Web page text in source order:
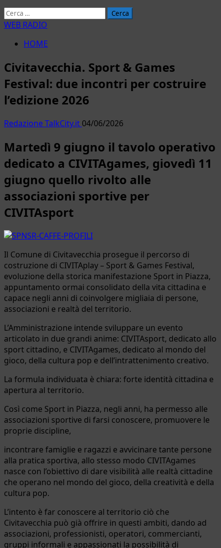
Ricerca
per:
WEB RADIO
HOME
Civitavecchia. Sport & Games
Festival: due incontri per costruire
l’edizione 2026
Redazione TalkCity.it 04/06/2026
Martedì 9 giugno il tavolo operativo
dedicato a CIVITAgames, giovedì 11
giugno quello rivolto alle
associazioni sportive per
CIVITAsport
Il Comune di Civitavecchia prosegue il percorso di
costruzione di CIVITAplay – Sport & Games Festival,
evoluzione della storica manifestazione Sport in Piazza,
appuntamento ormai consolidato della vita cittadina e
capace negli anni di coinvolgere migliaia di persone,
associazioni e realtà del territorio.
L’Amministrazione intende sviluppare un evento
articolato in due grandi anime: CIVITAsport, dedicato allo
sport cittadino, e CIVITAgames, dedicato al mondo del
gioco, della cultura pop e dell’intrattenimento creativo.
La formula individuata è chiara: forte identità cittadina e
apertura al territorio.
Così come Sport in Piazza, negli anni, ha permesso alle
associazioni sportive di farsi conoscere, promuovere le
proprie discipline,
incontrare famiglie e ragazzi e avvicinare tante persone
alla pratica sportiva, allo stesso modo CIVITAgames
nasce con l’obiettivo di dare visibilità alle realtà cittadine
che operano nel mondo del gioco, della creatività e della
cultura pop.
L’intento è far conoscere al territorio ciò che
Civitavecchia può già offrire in questi ambiti, dando ad
associazioni, professionisti, operatori, commercianti,
gruppi informali e appassionati la possibilità di